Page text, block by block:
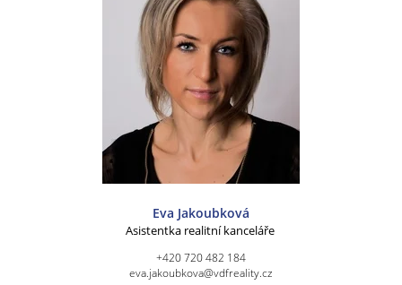
Eva Jakoubková
Asistentka realitní kanceláře
+420 720 482 184
eva.jakoubkova@vdfreality.cz